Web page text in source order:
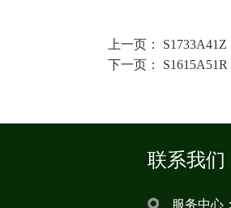
上一页： S1733A41Z
下一页： S1615A51R
联系我们
服务中心